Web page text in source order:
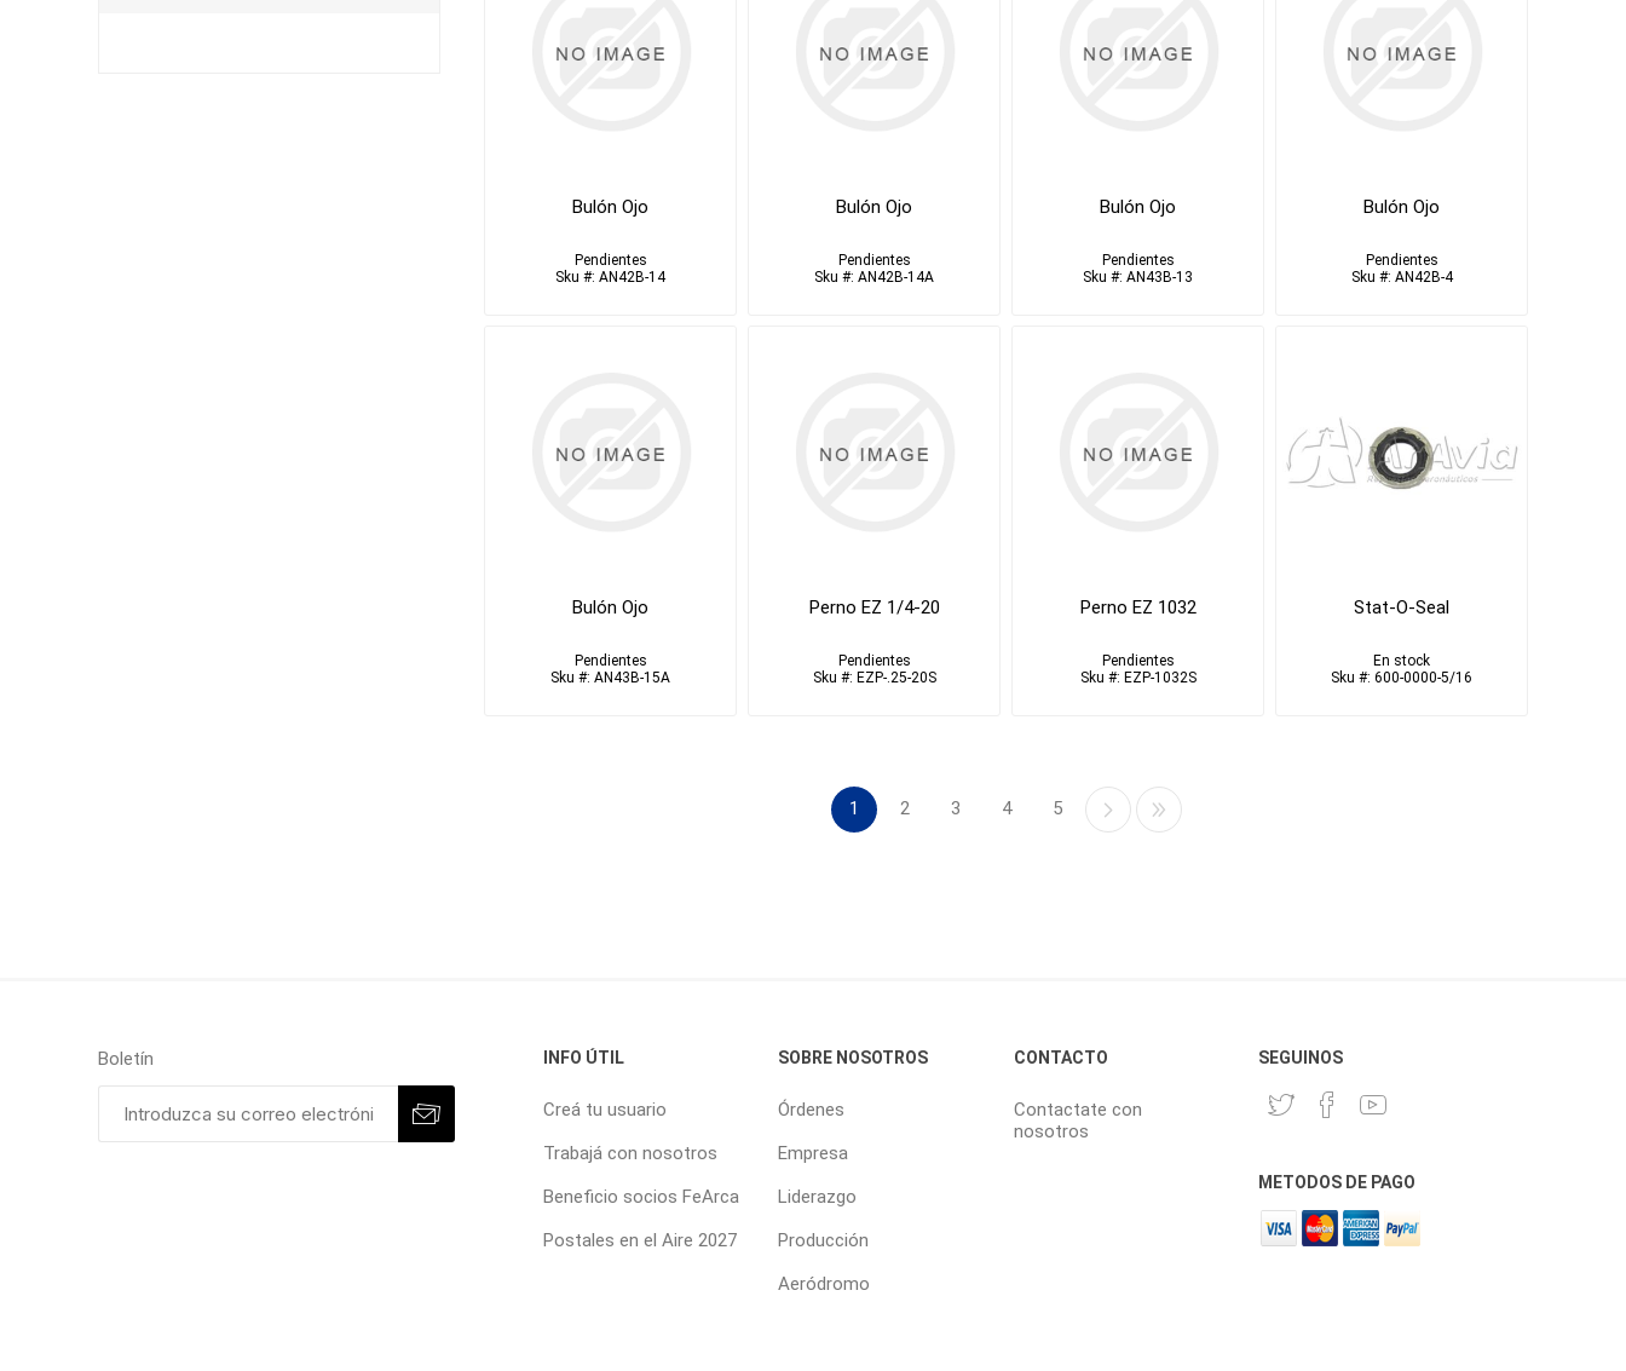
Bulón Ojo
Pendientes
Sku #: AN42B-14
Bulón Ojo
Pendientes
Sku #: AN42B-14A
Bulón Ojo
Pendientes
Sku #: AN43B-13
Bulón Ojo
Pendientes
Sku #: AN42B-4
Bulón Ojo
Pendientes
Sku #: AN43B-15A
Perno EZ 1/4-20
Pendientes
Sku #: EZP-.25-20S
Perno EZ 1032
Pendientes
Sku #: EZP-1032S
Stat-O-Seal
En stock
Sku #: 600-0000-5/16
1 2 3 4 5
Boletín INFO ÚTIL
Creá tu usuario
Trabajá con nosotros
Beneficio socios FeArca
Postales en el Aire 2027
SOBRE NOSOTROS
Órdenes
Empresa
Liderazgo
Producción
Aeródromo
CONTACTO
Contactate con
nosotros
SEGUINOS
METODOS DE PAGO